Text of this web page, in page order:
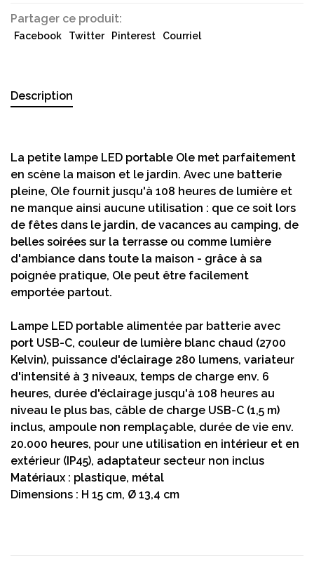
Partager ce produit:
Facebook Twitter Pinterest Courriel
Description
La petite lampe LED portable Ole met parfaitement
en scène la maison et le jardin. Avec une batterie
pleine, Ole fournit jusqu'à 108 heures de lumière et
ne manque ainsi aucune utilisation : que ce soit lors
de fêtes dans le jardin, de vacances au camping, de
belles soirées sur la terrasse ou comme lumière
d'ambiance dans toute la maison - grâce à sa
poignée pratique, Ole peut être facilement
emportée partout.
Lampe LED portable alimentée par batterie avec
port USB-C, couleur de lumière blanc chaud (2700
Kelvin), puissance d'éclairage 280 lumens, variateur
d'intensité à 3 niveaux, temps de charge env. 6
heures, durée d'éclairage jusqu'à 108 heures au
niveau le plus bas, câble de charge USB-C (1,5 m)
inclus, ampoule non remplaçable, durée de vie env.
20.000 heures, pour une utilisation en intérieur et en
extérieur (IP45), adaptateur secteur non inclus
Matériaux : plastique, métal
Dimensions : H 15 cm, Ø 13,4 cm